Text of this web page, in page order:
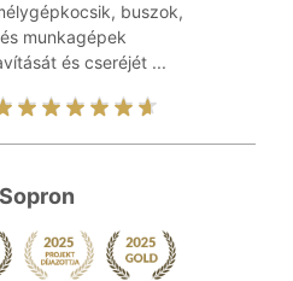
buszok,
munkagépek
és cseréjét ...